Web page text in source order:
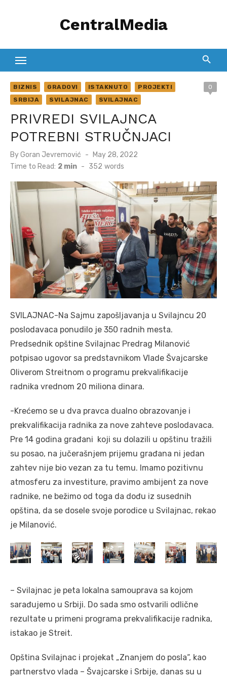
CentralMedia
BIZNIS GRADOVI ISTAKNUTO
PROJEKTI
SRBIJA
SVILAJNAC SVILAJNAC
0
PRIVREDI SVILAJNCA
POTREBNI STRUČNJACI
ByGoran Jevremović
Posted
on
May 28, 2022
Time to Read: 2 min - 352 words
SVILAJNAC-Na Sajmu zapošljavanja u Svilajncu 20
poslodavaca ponudilo je 350 radnih mesta.
Predsednik opštine Svilajnac Predrag Milanović
potpisao ugovor sa predstavnikom Vlade Švajcarske
Oliverom Streitnom o programu prekvalifikacije
radnika vrednom 20 miliona dinara.
-Krećemo se u dva pravca dualno obrazovanje i
prekvalifikacija radnika za nove zahteve poslodavaca.
Pre 14 godina građani koji su dolazili u opštinu tražili
su posao, na jučerašnjem prijemu građana ni jedan
zahtev nije bio vezan za tu temu. Imamo pozitivnu
atmosferu za investiture, pravimo ambijent za nove
radnike, ne bežimo od toga da dođu iz susednih
opština, da se dosele svoje porodice u Svilajnac, rekao
je Milanović.
– Svilajnac je peta lokalna samouprava sa kojom
sarađujemo u Srbiji. Do sada smo ostvarili odlične
rezultate u primeni programa prekvalifikacije radnika,
istakao je Streit.
Opština Svilajnac i projekat „Znanjem do posla“, kao
partnerstvo vlada – Švajcarske i Srbije, danas su u